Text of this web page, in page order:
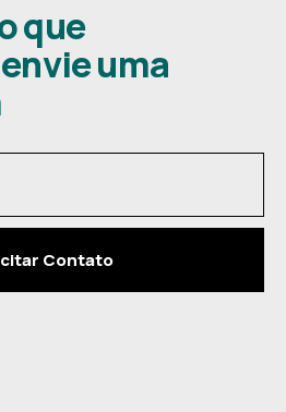
que
uma
Contato